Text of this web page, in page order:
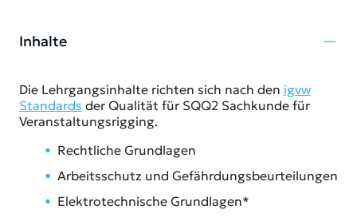
Inhalte
Die Lehrgangsinhalte richten sich nach den igvw
Standards der Qualität für SQQ2 Sachkunde für
Veranstaltungsrigging.
Rechtliche Grundlagen
Arbeitsschutz und Gefährdungsbeurteilungen
Elektrotechnische Grundlagen*